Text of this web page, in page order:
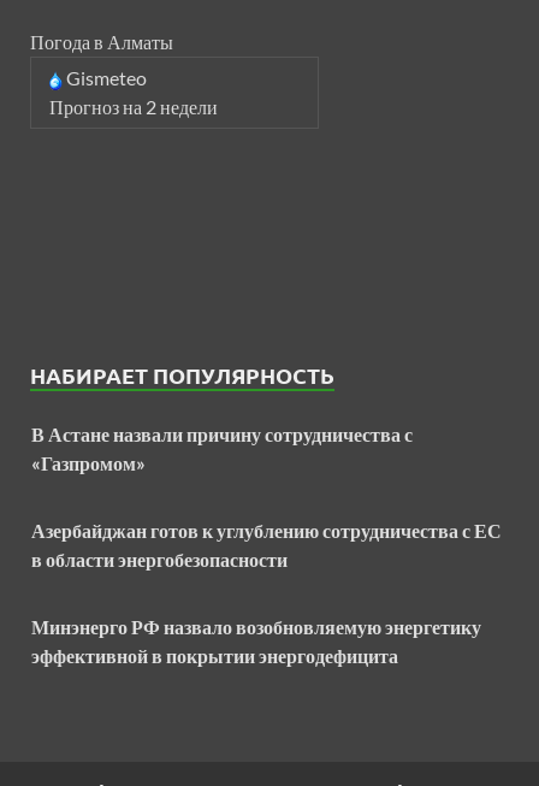
Погода в Алматы
Gismeteo
Прогноз на 2 недели
НАБИРАЕТ ПОПУЛЯРНОСТЬ
В Астане назвали причину сотрудничества с
«Газпромом»
Азербайджан готов к углублению сотрудничества с ЕС
в области энергобезопасности
Минэнерго РФ назвало возобновляемую энергетику
эффективной в покрытии энергодефицита